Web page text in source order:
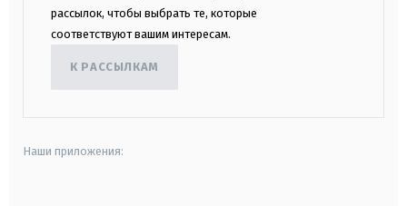
рассылок, чтобы выбрать те, которые
соответствуют вашим интересам.
К РАССЫЛКАМ
Наши приложения: